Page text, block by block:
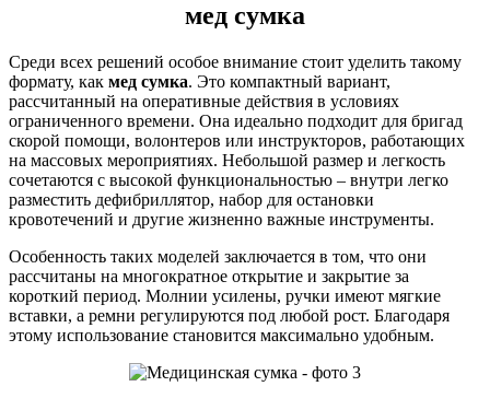
мед сумка
Среди всех решений особое внимание стоит уделить такому
формату, как мед сумка. Это компактный вариант,
рассчитанный на оперативные действия в условиях
ограниченного времени. Она идеально подходит для бригад
скорой помощи, волонтеров или инструкторов, работающих
на массовых мероприятиях. Небольшой размер и легкость
сочетаются с высокой функциональностью – внутри легко
разместить дефибриллятор, набор для остановки
кровотечений и другие жизненно важные инструменты.
Особенность таких моделей заключается в том, что они
рассчитаны на многократное открытие и закрытие за
короткий период. Молнии усилены, ручки имеют мягкие
вставки, а ремни регулируются под любой рост. Благодаря
этому использование становится максимально удобным.